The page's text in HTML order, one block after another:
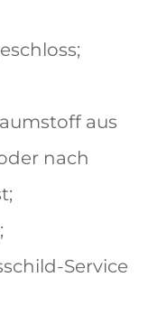
aus
nach
Service